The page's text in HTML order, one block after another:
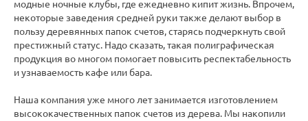
модные ночные клубы, где ежедневно кипит жизнь. Впрочем,
некоторые заведения средней руки также делают выбор в
пользу деревянных папок счетов, старясь подчеркнуть свой
престижный статус. Надо сказать, такая полиграфическая
продукция во многом помогает повысить респектабельность
и узнаваемость кафе или бара.
Наша компания уже много лет занимается изготовлением
высококачественных папок счетов из дерева. Мы накопили